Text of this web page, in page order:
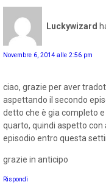
Luckywizard
Novembre 6, 2014 alle 2:56 pm
ciao, grazie per aver
aspettando il secondo
detto che è gia completo
quarto, quindi aspetto
episodio entro questa
grazie in anticipo
Rispondi